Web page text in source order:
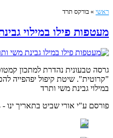
ראשי » בורקס תרד
מעטפות פילו במילוי
גרסה טבעונית נהדרת למתכון
"קרוטית". שיטת קיפול יפהפייה
במילוי גבינת משי ותרד
פורסם ע"י אורי שביט בתאריך ינו - 4 - 2021